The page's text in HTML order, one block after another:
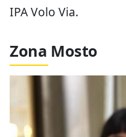
IPA Volo Via.
Zona Mosto